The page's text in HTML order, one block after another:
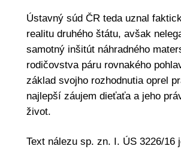
Ústavný súd ČR teda uznal
realitu druhého štátu, avšak
samotný inšitút náhradného
rodičovstva páru rovnakého
základ svojho rozhodnutia oprel
najlepší záujem dieťaťa a jeho
život.
Text nálezu sp. zn. I. ÚS 3226/16